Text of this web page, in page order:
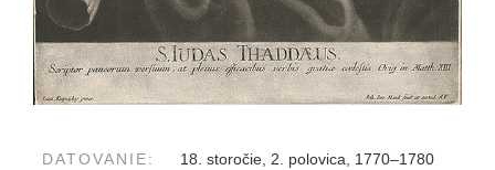
DATOVANIE: 18. storočie, 2. polovica, 1770–1780